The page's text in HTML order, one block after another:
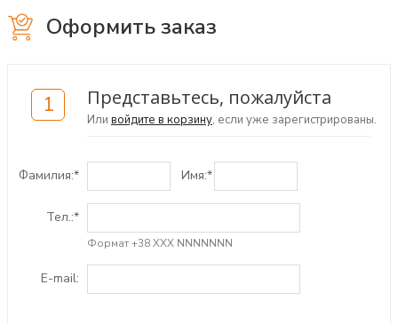
Оформить заказ
1 Представьтесь, пожалуйста
Или войдите в корзину, если уже зарегистрированы.
Фамилия:* Имя:*
Тел.:*
Формат +38 ХХХ NNNNNNN
E-mail: